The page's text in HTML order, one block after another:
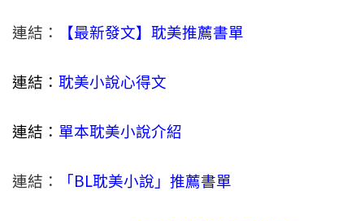
連結： 【最新發文】耽美推薦書單
連結： 耽美小說心得文
連結： 單本耽美小說介紹
連結： 「BL耽美小說」推薦書單